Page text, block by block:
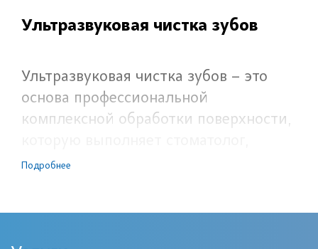
Ультразвуковая чистка зубов
Ультразвуковая чистка зубов – это
основа профессиональной
комплексной обработки поверхности,
имеющий обучение и практический
Подробнее